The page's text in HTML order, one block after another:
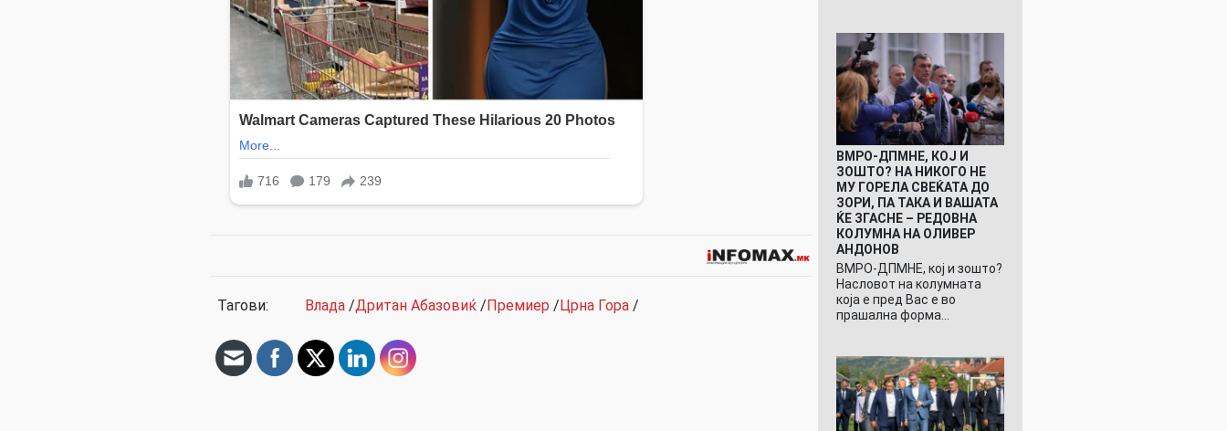
Тагови: Влада /Дритан Абазовиќ /Премиер /Црна Гора /
ВМРО-ДПМНЕ, КОЈ И
ЗОШТО? НА НИКОГО НЕ
МУ ГОРЕЛА СВЕЌАТА ДО
ЗОРИ, ПА ТАКА И ВАШАТА
ЌЕ ЗГАСНЕ – РЕДОВНА
КОЛУМНА НА ОЛИВЕР
АНДОНОВ
ВМРО-ДПМНЕ, кој и зошто?
Насловот на колумната
која е пред Вас е во
прашална форма…